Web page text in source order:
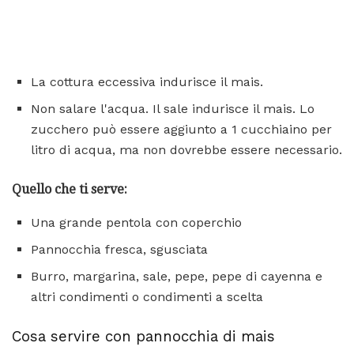
La cottura eccessiva indurisce il mais.
Non salare l'acqua. Il sale indurisce il mais. Lo
zucchero può essere aggiunto a 1 cucchiaino per
litro di acqua, ma non dovrebbe essere necessario.
Quello che ti serve:
Una grande pentola con coperchio
Pannocchia fresca, sgusciata
Burro, margarina, sale, pepe, pepe di cayenna e
altri condimenti o condimenti a scelta
Cosa servire con pannocchia di mais